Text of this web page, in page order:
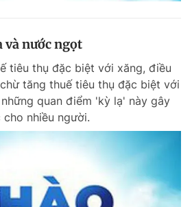
và nước ngọt
tiêu thụ đặc biệt với xăng, điều
tăng thuế tiêu thụ đặc biệt với
quan điểm 'kỳ lạ' này gây
nhiều người.